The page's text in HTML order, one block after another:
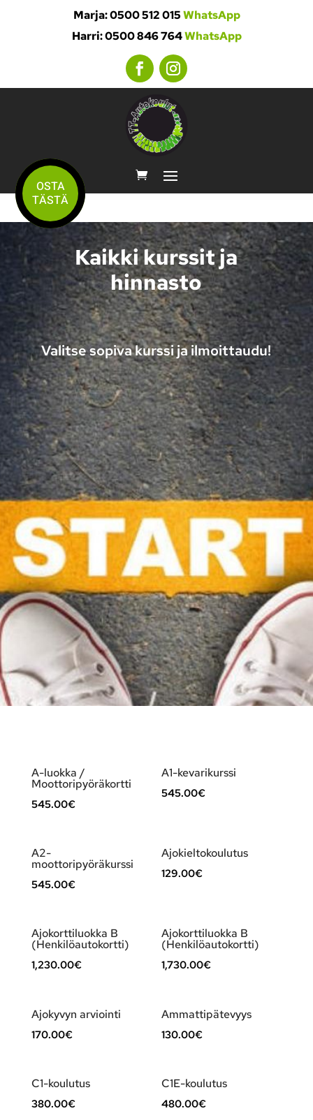
Marja: 0500 512 015WhatsApp
Harri: 0500 846 764WhatsApp
OSTA
TÄSTÄ
Kaikki kurssit ja
hinnasto
Valitse sopiva kurssi ja ilmoittaudu!
A-luokka /
Moottoripyöräkortti
545.00€
A1-kevarikurssi
545.00€
A2-
moottoripyöräkurssi
545.00€
Ajokieltokoulutus
129.00€
Ajokorttiluokka B
(Henkilöautokortti)
1,230.00€
Ajokorttiluokka B
(Henkilöautokortti)
1,730.00€
Ajokyvyn arviointi
170.00€
Ammattipätevyys
130.00€
C1-koulutus
380.00€
C1E-koulutus
480.00€